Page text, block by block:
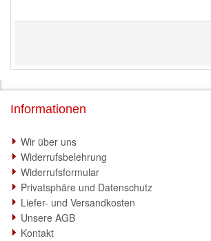
Informationen
Wir über uns
Widerrufsbelehrung
Widerrufsformular
Privatsphäre und Datenschutz
Liefer- und Versandkosten
Unsere AGB
Kontakt